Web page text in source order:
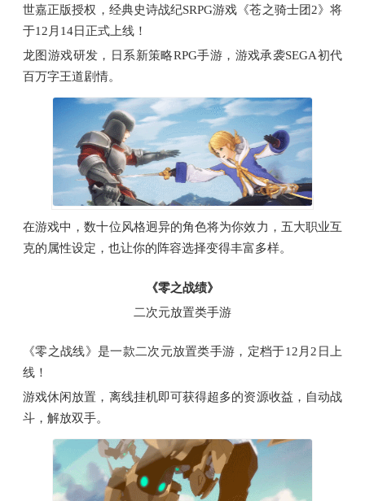
世嘉正版授权，经典史诗战纪SRPG游戏《苍之骑士团2》将
于12月14日正式上线！
龙图游戏研发，日系新策略RPG手游，游戏承袭SEGA初代
百万字王道剧情。
在游戏中，数十位风格迥异的角色将为你效力，五大职业互
克的属性设定，也让你的阵容选择变得丰富多样。
《零之战绩》
二次元放置类手游
《零之战线》是一款二次元放置类手游，定档于12月2日上
线！
游戏休闲放置，离线挂机即可获得超多的资源收益，自动战
斗，解放双手。